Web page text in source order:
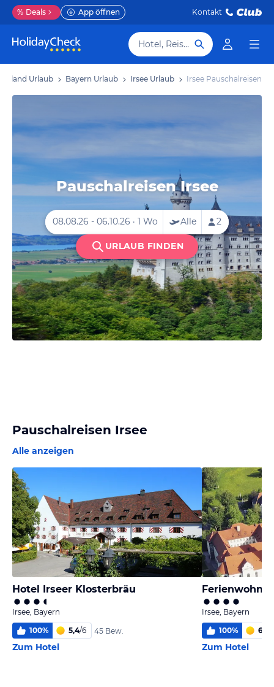
% Deals App öffnen Kontakt
Hotel, Reiseziel
Urlaub Bayern Urlaub Irsee Urlaub Irsee Pauschalreisen
Pauschalreisen Irsee
Pauschalreisen Irsee
Alle anzeigen
Hotel Irseer Klosterbräu
Irsee, Bayern
100% 5,4/6 45 Bew.
Zum Hotel
Irsee, Bayern
100% 6
Zum Hotel